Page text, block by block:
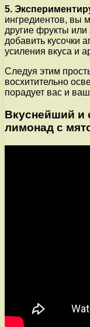
5.
ингредиентов, вы
другие фрукты
добавить кусочки
усиления вкуса и
Следуя этим
восхитительно
порадует вас и
Вкуснейший
лимонад с